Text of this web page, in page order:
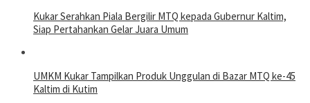
Kukar Serahkan Piala Bergilir MTQ kepada Gubernur Kaltim,
Siap Pertahankan Gelar Juara Umum
UMKM Kukar Tampilkan Produk Unggulan di Bazar MTQ ke-45
Kaltim di Kutim